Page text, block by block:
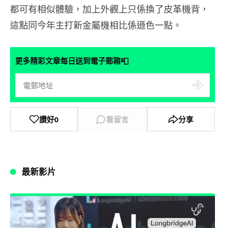
都可有相似體驗，加上外觀上只係換了皮革機背，
這點同今年主打新金屬機相比係遜色一點。
更多精彩文章每日送到電子郵箱📮
讚好0 看留言 分享
最新影片